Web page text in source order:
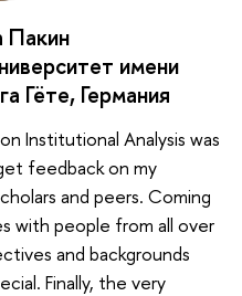
Пакин
имени
Гёте, Германия
Institutional Analysis was
feedback on my
and peers. Coming
with people from all over
and backgrounds
Finally, the very